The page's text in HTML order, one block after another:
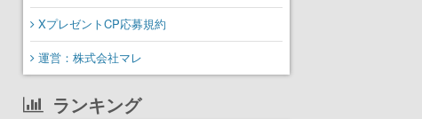
XプレゼントCP応募規約
運営：株式会社マレ
ランキング